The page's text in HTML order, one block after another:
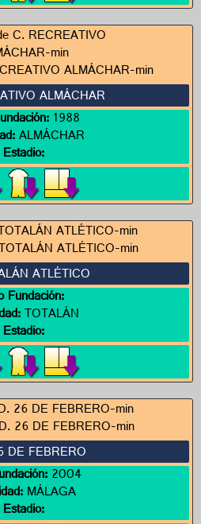
ALMÁCHAR
1988
ALMÁCHAR
Estadio:
ATLÉTICO
Fundación:
TOTALÁN
Estadio:
DE FEBRERO
2004
MÁLAGA
Estadio: